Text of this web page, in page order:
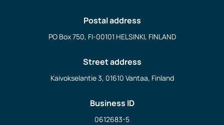
Postal address
PO Box 750, FI-00101 HELSINKI, FINLAND
Street address
Kaivokselantie 3, 01610 Vantaa, Finland
Business ID
0612683-5